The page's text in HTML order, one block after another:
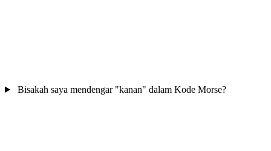
Bisakah saya mendengar "kanan" dalam Kode Morse?